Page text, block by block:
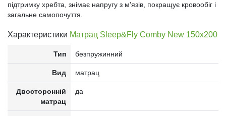
підтримку хребта, знімає напругу з м'язів, покращує кровообіг і
загальне самопочуття.
Характеристики Матрац Sleep&Fly Comby New 150x200
Тип безпружинний
Вид матрац
Двосторонній
матрац
да